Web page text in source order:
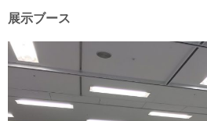
展示ブース